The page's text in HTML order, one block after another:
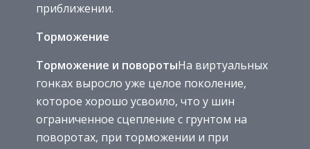
приближении.
Торможение
Торможение и поворотыНа виртуальных
гонках выросло уже целое поколение,
которое хорошо усвоило, что у шин
ограниченное сцепление с грунтом на
поворотах, при торможении и при